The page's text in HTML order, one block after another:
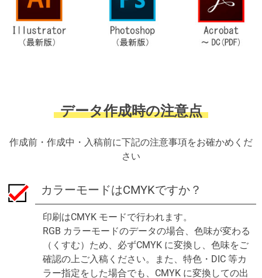
データ作成時の注意点
作成前・作成中・入稿前に下記の注意事項をお確かめくだ
さい
カラーモードはCMYKですか？
印刷はCMYK モードで行われます。
RGB カラーモードのデータの場合、色味が変わる
（くすむ）ため、必ずCMYK に変換し、色味をご
確認の上ご入稿ください。また、特色・DIC 等カ
ラー指定をした場合でも、CMYK に変換しての出